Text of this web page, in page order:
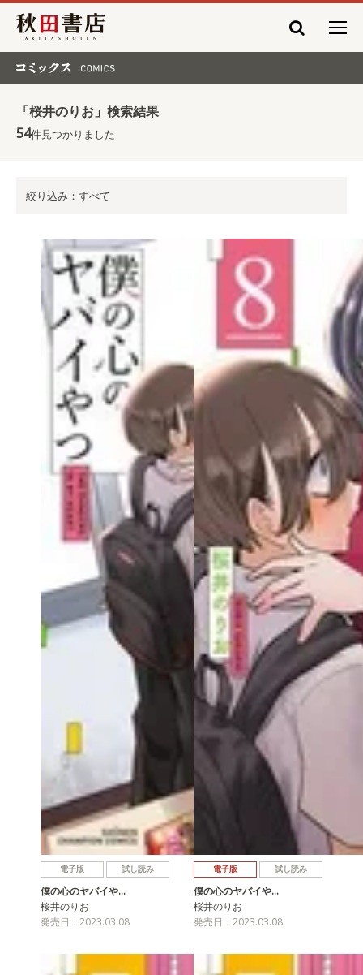
秋田書店
「桜井のりお」検索結果
54件見つかりました
絞り込み：すべて
電子版 試し読み
僕の心のヤバイや…
桜井のりお
発売日：2023.03.08
電子版 試し読み
僕の心のヤバイや…
桜井のりお
発売日：2023.03.08